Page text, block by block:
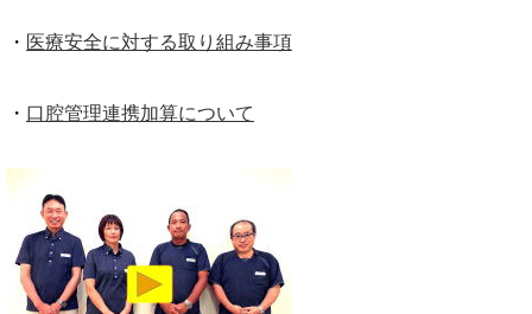
・ 医療安全に対する取り組み事項
・ 口腔管理連携加算について